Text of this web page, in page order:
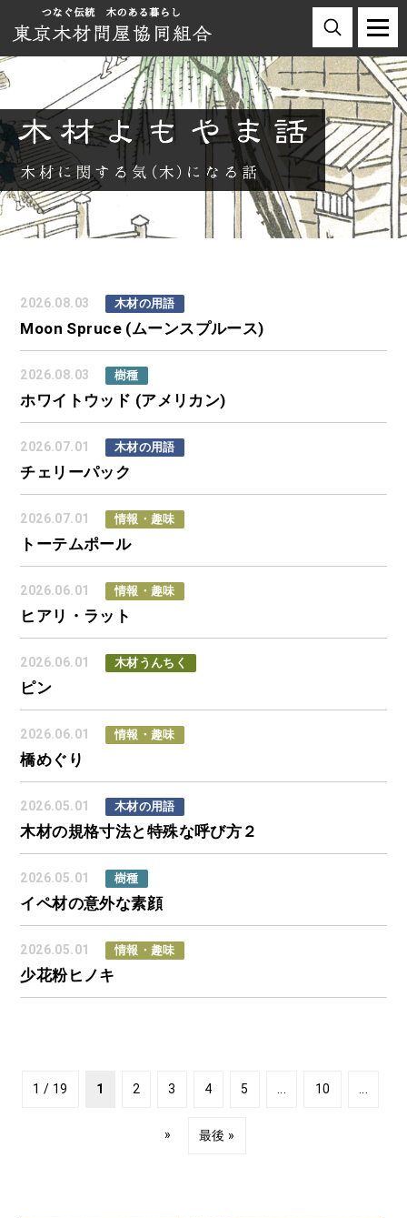
2026.08.03 木材の用語
Moon Spruce (ムーンスプルース)
2026.08.03 樹種
ホワイトウッド (アメリカン)
2026.07.01 木材の用語
チェリーパック
2026.07.01 情報・趣味
トーテムポール
2026.06.01 情報・趣味
ヒアリ・ラット
2026.06.01 木材うんちく
ピン
2026.06.01 情報・趣味
橋めぐり
2026.05.01 木材の用語
木材の規格寸法と特殊な呼び方２
2026.05.01 樹種
イペ材の意外な素顔
2026.05.01 情報・趣味
少花粉ヒノキ
1 / 19 1 2 3 4 5 ... 10 ...
» 最後 »